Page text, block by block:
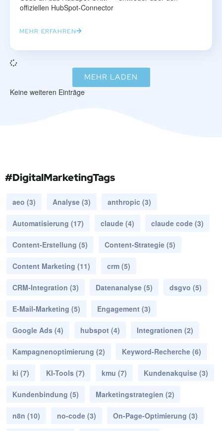
offiziellen HubSpot-Connector
MEHR ERFAHREN
MEHR LADEN
Keine weiteren Einträge
#DigitalMarketingTags
aeo (3) Analyse (3) anthropic (3)
Automatisierung (17) claude (4) claude code (3)
Content-Erstellung (5) Content-Strategie (5)
Content Marketing (11) crm (5)
CRM-Integration (3) Datenanalyse (5) dsgvo (5)
E-Mail-Marketing (5) Engagement (3)
Google Ads (4) hubspot (4) Integrationen (2)
Kampagnenoptimierung (2) Keyword-Recherche (6)
ki (7) KI-Tools (7) kmu (7) Kundenakquise (3)
Kundenbindung (5) Marketingstrategien (2)
n8n (10) no-code (3) On-Page-Optimierung (3)